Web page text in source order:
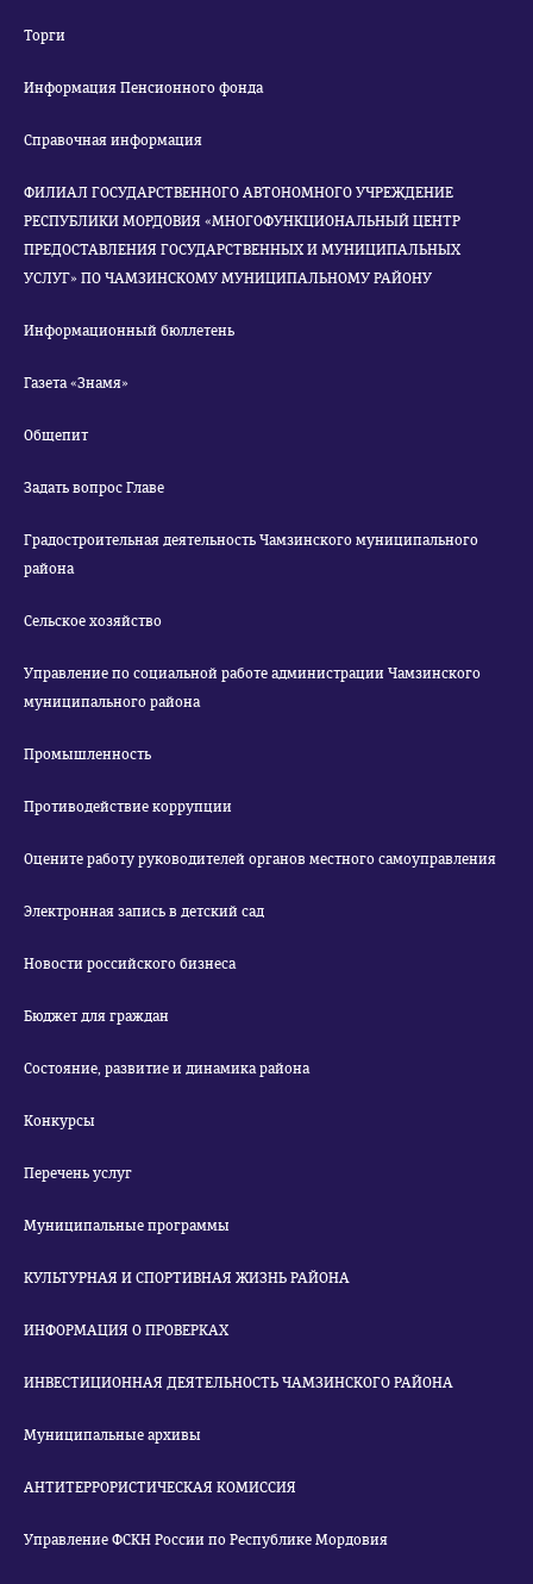
Торги
Информация Пенсионного фонда
Справочная информация
ФИЛИАЛ ГОСУДАРСТВЕННОГО АВТОНОМНОГО УЧРЕЖДЕНИЕ
РЕСПУБЛИКИ МОРДОВИЯ «МНОГОФУНКЦИОНАЛЬНЫЙ ЦЕНТР
ПРЕДОСТАВЛЕНИЯ ГОСУДАРСТВЕННЫХ И МУНИЦИПАЛЬНЫХ
УСЛУГ» ПО ЧАМЗИНСКОМУ МУНИЦИПАЛЬНОМУ РАЙОНУ
Информационный бюллетень
Газета «Знамя»
Общепит
Задать вопрос Главе
Градостроительная деятельность Чамзинского муниципального
района
Сельское хозяйство
Управление по социальной работе администрации Чамзинского
муниципального района
Промышленность
Противодействие коррупции
Оцените работу руководителей органов местного самоуправления
Электронная запись в детский сад
Новости российского бизнеса
Бюджет для граждан
Состояние, развитие и динамика района
Конкурсы
Перечень услуг
Муниципальные программы
КУЛЬТУРНАЯ И СПОРТИВНАЯ ЖИЗНЬ РАЙОНА
ИНФОРМАЦИЯ О ПРОВЕРКАХ
ИНВЕСТИЦИОННАЯ ДЕЯТЕЛЬНОСТЬ ЧАМЗИНСКОГО РАЙОНА
Муниципальные архивы
АНТИТЕРРОРИСТИЧЕСКАЯ КОМИССИЯ
Управление ФСКН России по Республике Мордовия